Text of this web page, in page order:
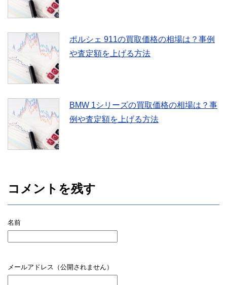
ポルシェ 911の買取価格の相場は？事例
や査定額を上げる方法
BMW 1シリーズの買取価格の相場は？事
例や査定額を上げる方法
コメントを残す
名前
メールアドレス（公開されません）